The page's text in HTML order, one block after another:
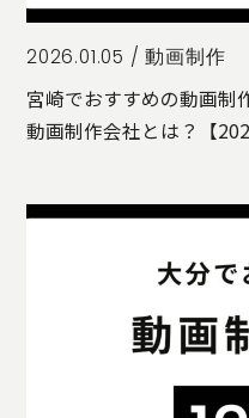
2026.01.05 /動画制作
宮崎でおすすめの動画制
動画制作会社とは？【